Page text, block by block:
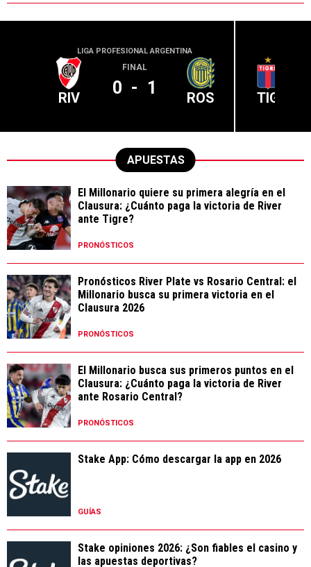
LIGA PROFESIONAL ARGENTINA
RIV
FINAL
0 - 1 ROS TIG
APUESTAS
El Millonario quiere su primera alegría en el
Clausura: ¿Cuánto paga la victoria de River
ante Tigre?
PRONÓSTICOS
Pronósticos River Plate vs Rosario Central: el
Millonario busca su primera victoria en el
Clausura 2026
PRONÓSTICOS
El Millonario busca sus primeros puntos en el
Clausura: ¿Cuánto paga la victoria de River
ante Rosario Central?
PRONÓSTICOS
Stake App: Cómo descargar la app en 2026
GUÍAS
Stake opiniones 2026: ¿Son fiables el casino y
las apuestas deportivas?